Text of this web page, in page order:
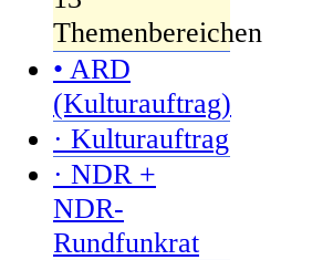
Themenbereichen
• ARD
(Kulturauftrag)
· Kulturauftrag
· NDR +
NDR-
Rundfunkrat